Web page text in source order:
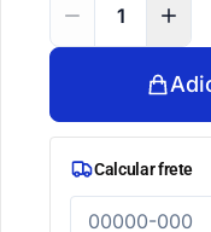
Calcular frete